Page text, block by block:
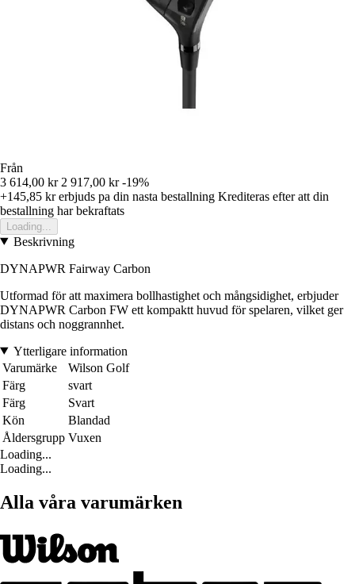
Från
3 614,00 kr 2 917,00 kr -19%
+145,85 krerbjuds pa din nasta bestallning Krediteras efter att din
bestallning har bekraftats
Loading...
Beskrivning
DYNAPWR Fairway Carbon
Utformad för att maximera bollhastighet och mångsidighet, erbjuder
DYNAPWR Carbon FW ett kompaktt huvud för spelaren, vilket ger
distans och noggrannhet.
Ytterligare information
Varumärke
Wilson Golf
Färg
svart
Färg
Svart
Kön
Blandad
Åldersgrupp Vuxen
Loading...
Loading...
Alla våra varumärken